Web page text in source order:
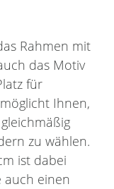
Rahmen mit
das Motiv
für
Ihnen,
zu wählen.
ist dabei
auch einen